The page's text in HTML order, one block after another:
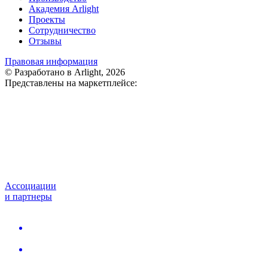
Академия Arlight
Проекты
Сотрудничество
Отзывы
Правовая информация
© Разработано в Arlight, 2026
Представлены на маркетплейсе:
Ассоциации
и партнеры